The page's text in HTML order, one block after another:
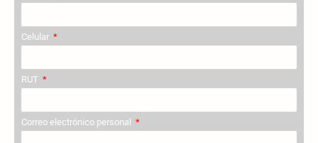
Celular
RUT
Correo electrónico personal